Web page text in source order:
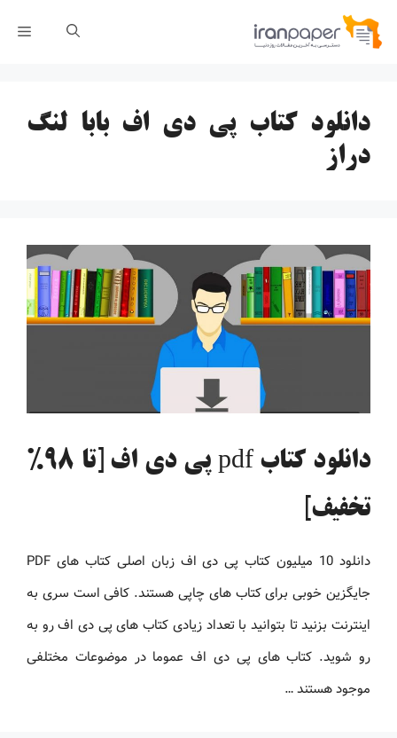
پرش
دانلود کتاب پی دی اف بابا لنگ
دراز
دانلود کتاب pdf پی دی اف [تا 98%
تخفیف]
دانلود 10 میلیون کتاب پی دی اف زبان اصلی کتاب های PDF
جایگزین خوبی برای کتاب های چاپی هستند. کافی است سری به
اینترنت بزنید تا بتوانید با تعداد زیادی کتاب های پی دی اف رو به
رو شوید. کتاب های پی دی اف عموما در موضوعات مختلفی
موجود هستند …